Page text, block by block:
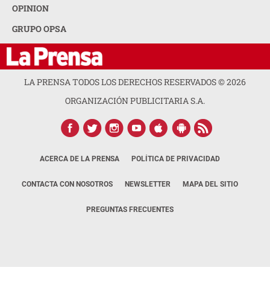
OPINION
GRUPO OPSA
LA PRENSA TODOS LOS DERECHOS RESERVADOS ©2026
ORGANIZACIÓN PUBLICITARIA S.A.
ACERCA DE LA PRENSA POLÍTICA DE PRIVACIDAD
CONTACTA CON NOSOTROS NEWSLETTER MAPA DEL SITIO
PREGUNTAS FRECUENTES